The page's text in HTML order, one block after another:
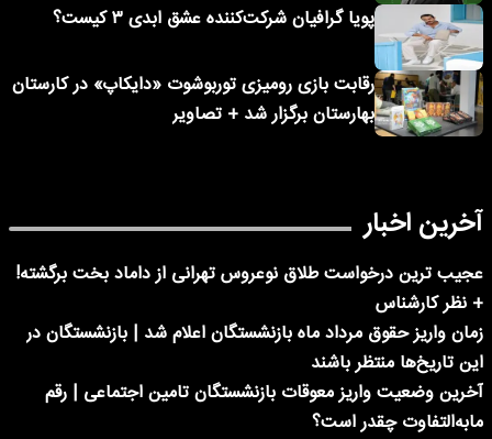
پویا گرافیان شرکت‌کننده عشق ابدی ۳ کیست؟
رقابت بازی رومیزی توربوشوت «دایکاپ» در کارستان
بهارستان برگزار شد + تصاویر
آخرین اخبار
عجیب ترین درخواست طلاق نوعروس تهرانی از داماد بخت برگشته!
+ نظر کارشناس
زمان واریز حقوق مرداد ماه بازنشستگان اعلام شد | بازنشستگان در
این تاریخ‌ها منتظر باشند
آخرین وضعیت واریز معوقات بازنشستگان تامین اجتماعی | رقم
مابه‌التفاوت چقدر است؟